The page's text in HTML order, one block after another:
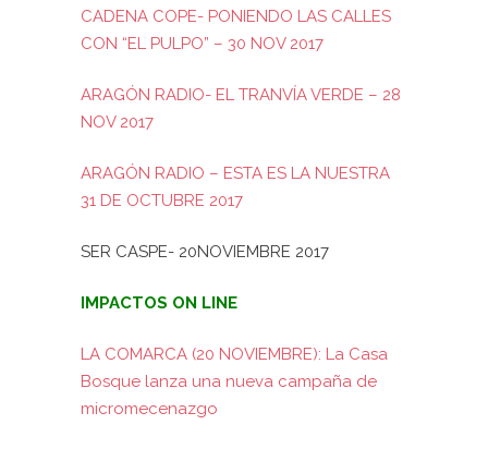
CADENA COPE- PONIENDO LAS CALLES
CON “EL PULPO” – 30 NOV 2017
ARAGÓN RADIO- EL TRANVÍA VERDE – 28
NOV 2017
ARAGÓN RADIO – ESTA ES LA NUESTRA
31 DE OCTUBRE 2017
SER CASPE- 20NOVIEMBRE 2017
IMPACTOS ON LINE
LA COMARCA (20 NOVIEMBRE): La Casa
Bosque lanza una nueva campaña de
micromecenazgo